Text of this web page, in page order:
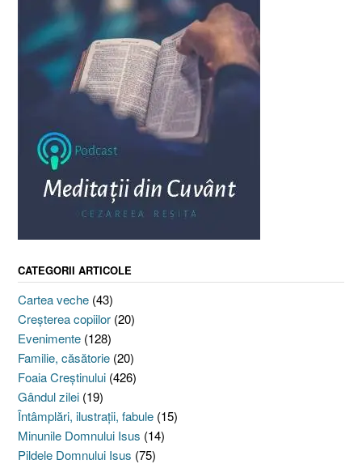
CATEGORII ARTICOLE
Cartea veche (43)
Creşterea copiilor (20)
Evenimente (128)
Familie, căsătorie (20)
Foaia Creştinului (426)
Gândul zilei (19)
Întâmplări, ilustraţii, fabule (15)
Minunile Domnului Isus (14)
Pildele Domnului Isus (75)